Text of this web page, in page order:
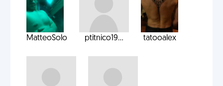
MatteoSolo ptitnico19... tatooalex